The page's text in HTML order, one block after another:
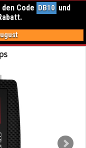
den Code DB10 und